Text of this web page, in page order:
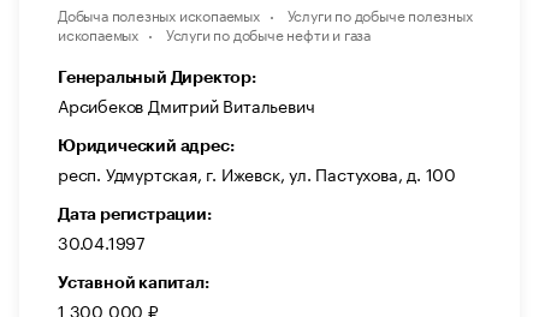
Добыча полезных ископаемых
Услуги по добыче полезных
ископаемых
Услуги по добыче нефти и газа
Генеральный Директор:
Арсибеков Дмитрий Витальевич
Юридический адрес:
респ. Удмуртская, г. Ижевск, ул. Пастухова, д. 100
Дата регистрации:
30.04.1997
Уставной капитал:
1 300 000 ₽